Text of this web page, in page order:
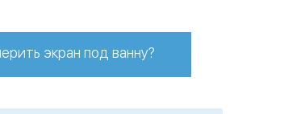
экран под ванну?